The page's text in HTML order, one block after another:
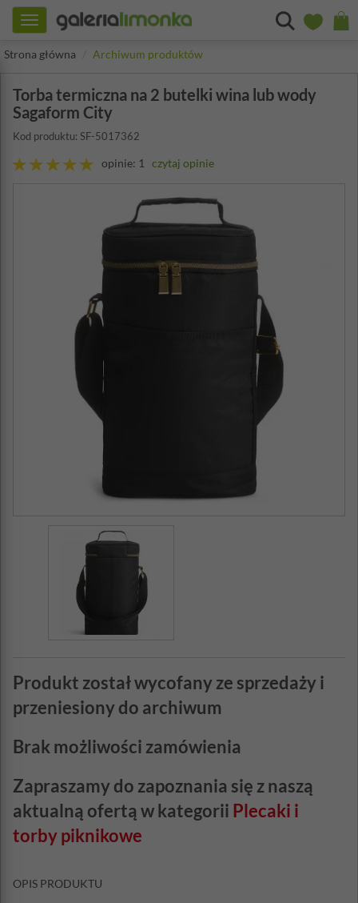
Toggle
navigation
Strona główna
Archiwum produktów
Torba termiczna na 2 butelki wina lub wody
Sagaform City
Kod produktu: SF-5017362
opinie: 1 czytaj opinie
Produkt został wycofany ze sprzedaży i
przeniesiony do archiwum
Brak możliwości zamówienia
Zapraszamy do zapoznania się z naszą
aktualną ofertą w kategorii Plecaki i
torby piknikowe
OPIS PRODUKTU